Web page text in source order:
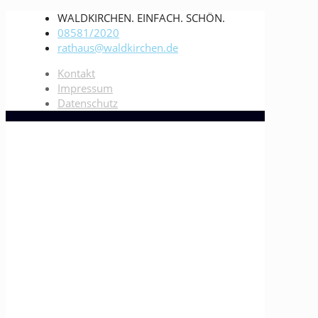
WALDKIRCHEN. EINFACH. SCHÖN.
08581/2020
rathaus@waldkirchen.de
Kontakt
Impressum
Datenschutz